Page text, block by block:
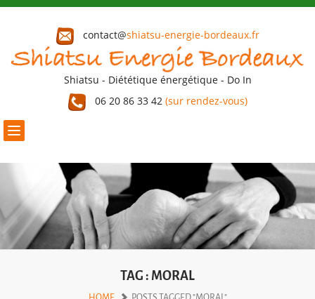
contact@shiatsu-energie-bordeaux.fr
Shiatsu - Diététique énergétique - Do In
06 20 86 33 42 (sur rendez-vous)
Toggle
navigation
TAG : MORAL